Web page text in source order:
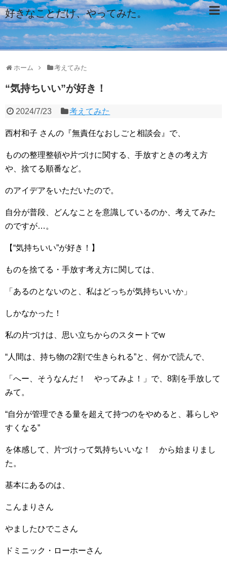
好きなことだけ、やってみた。
ホーム 考えてみた
“気持ちいい”が好き！
2024/7/23 考えてみた
西村和子 さんの『無責任なおしごと相談会』で、
ものの整理整頓や片づけに関する、手放すときの考え方
や、捨てる順番など。
のアイデアをいただいたので。
自分が普段、どんなことを意識しているのか、考えてみた
のですが…。
【“気持ちいい”が好き！】
ものを捨てる・手放す考え方に関しては、
「あるのとないのと、私はどっちが気持ちいいか」
しかなかった！
私の片づけは、思い立ちからのスタートでw
“人間は、持ち物の2割で生きられる”と、何かで読んで、
「へー、そうなんだ！ やってみよ！」で、8割を手放して
みて。
“自分が管理できる量を超えて持つのをやめると、暮らしや
すくなる”
を体感して、片づけって気持ちいいな！ から始まりまし
た。
基本にあるのは、
こんまりさん
やましたひでこさん
ドミニック・ローホーさん